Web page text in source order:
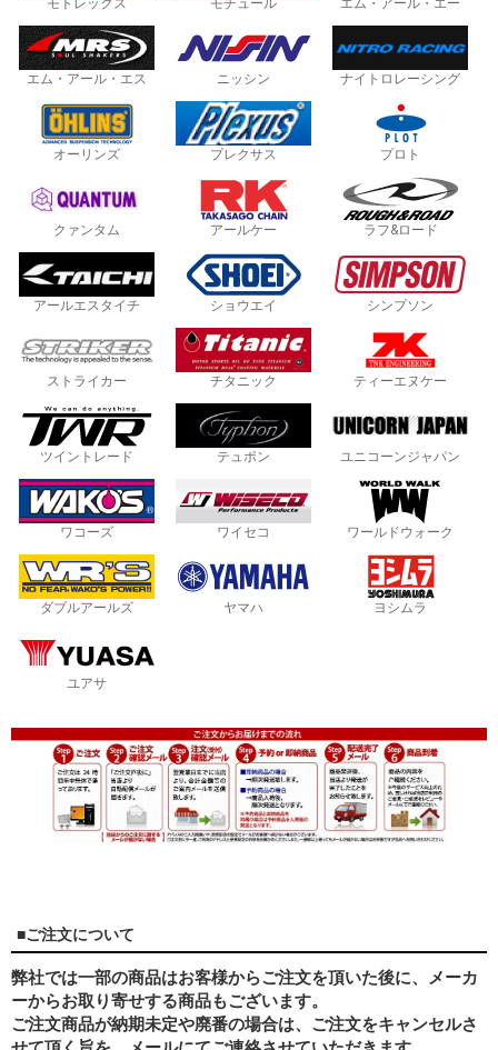
モトレックス モチュール エム・アール・エー
エム・アール・エス ニッシン ナイトロレーシング
オーリンズ プレクサス プロト
クァンタム アールケー ラフ&ロード
アールエスタイチ ショウエイ シンプソン
ストライカー チタニック ティーエヌケー
ツイントレード テュポン ユニコーンジャパン
ワコーズ ワイセコ ワールドウォーク
ダブルアールズ ヤマハ ヨシムラ
ユアサ
■ご注文について
弊社では一部の商品はお客様からご注文を頂いた後に、メーカ
ーからお取り寄せする商品もございます。
ご注文商品が納期未定や廃番の場合は、ご注文をキャンセルさ